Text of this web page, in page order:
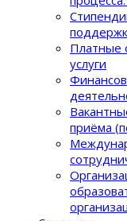
Платные
услуги
приёма